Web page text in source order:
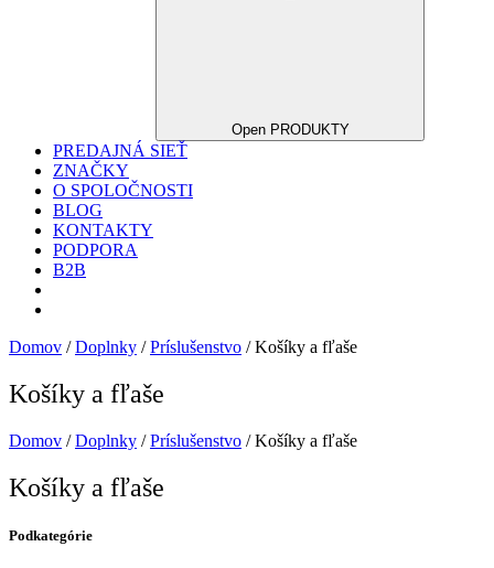
Open PRODUKTY
PREDAJNÁ SIEŤ
ZNAČKY
O SPOLOČNOSTI
BLOG
KONTAKTY
PODPORA
B2B
Domov /Doplnky /Príslušenstvo / Košíky a fľaše
Košíky a fľaše
Domov /Doplnky /Príslušenstvo / Košíky a fľaše
Košíky a fľaše
Podkategórie​